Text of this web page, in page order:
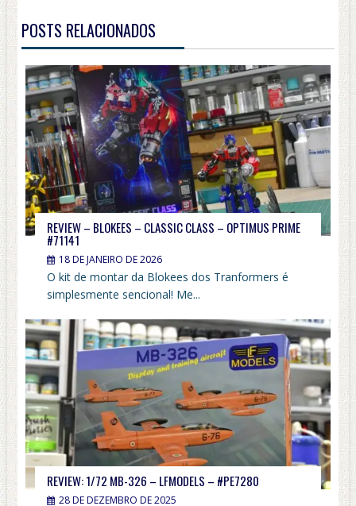
POSTS RELACIONADOS
REVIEW – BLOKEES – CLASSIC CLASS – OPTIMUS PRIME
#71141
18 DE JANEIRO DE 2026
O kit de montar da Blokees dos Tranformers é
simplesmente sencional! Me...
REVIEW: 1/72 MB-326 – LFMODELS – #PE7280
28 DE DEZEMBRO DE 2025